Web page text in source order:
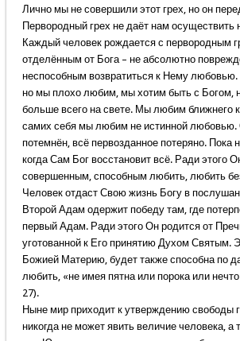
Лично мы не совершили этот грех, но он
Первородный грех не даёт нам осуществить
Каждый человек рождается с первородным
отделённым от Бога – не абсолютно
неспособным возвратиться к Нему
но мы плохо любим, мы хотим быть с Богом,
больше всего на свете. Мы любим ближнего
самих себя мы любим не истинной любовью.
потемнён, всё первозданное потеряно. Пока
когда Сам Бог восстановит всё. Ради этого
совершенным, способным любить, любить
Человек отдаст Свою жизнь Богу в
Второй Адам одержит победу там, где
первый Адам. Ради этого Он родится от
уготованной к Его принятию Духом Святым.
Божией Материю, будет также способна по
любить, «не имея пятна или порока или
27).
Ныне мир приходит к утверждению свободы
никогда не может явить величие человека, а